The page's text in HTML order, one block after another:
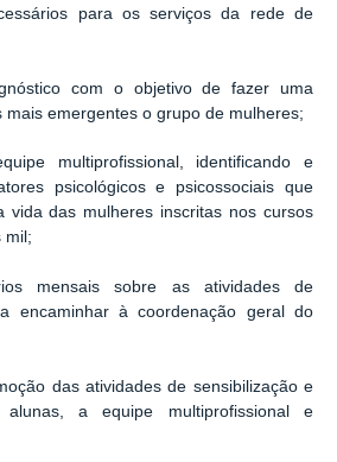
para os serviços da rede de
com o objetivo de fazer uma
emergentes o grupo de mulheres;
multiprofissional, identificando e
psicológicos e psicossociais que
vida das mulheres inscritas nos cursos
mil;
mensais sobre as atividades de
encaminhar à coordenação geral do
das atividades de sensibilização e
a equipe multiprofissional e